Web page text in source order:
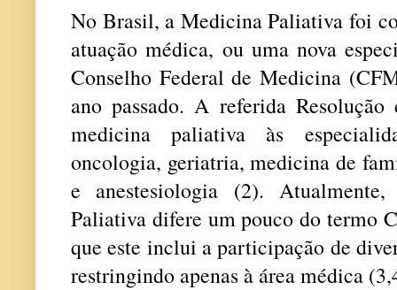
No Brasil, a Medicina Paliativa foi
atuação médica, ou uma nova
Conselho Federal de Medicina
ano passado. A referida
medicina paliativa às
oncologia, geriatria, medicina de
e anestesiologia (2).
Paliativa difere um pouco do termo
que este inclui a participação de
restringindo apenas à área médica